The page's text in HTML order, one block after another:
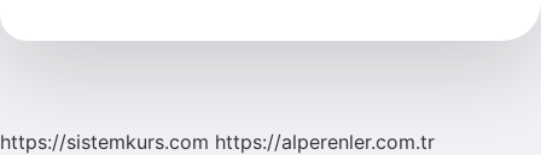
https://sistemkurs.com https://alperenler.com.tr